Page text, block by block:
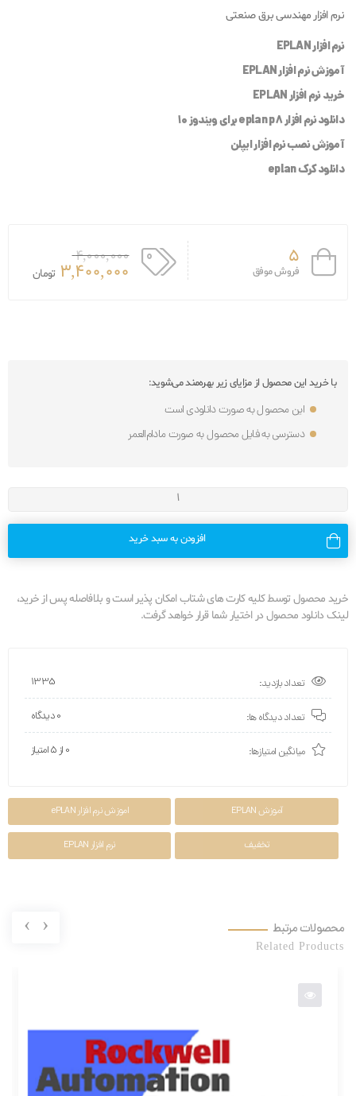
نرم افزار مهندسی برق صنعتی
نرم افزار EPLAN
آموزش نرم افزار EPLAN
خرید نرم افزار EPLAN
دانلود نرم افزار eplan p8 برای ویندوز 10
آموزش نصب نرم افزار ایپلن
دانلود کرک eplan
5
فروش موفق
4,000,000
3,400,000 تومان
با خرید این محصول از مزایای زیر بهره‌مند می‌شوید:
این محصول به صورت دانلودی است
دسترسی به فایل محصول به صورت مادام‌العمر
افزودن به سبد خرید
خرید محصول توسط کلیه کارت های شتاب امکان پذیر است و بلافاصله پس از خرید،
لینک دانلود محصول در اختیار شما قرار خواهد گرفت.
تعداد بازدید: 1335
تعداد دیدگاه ها: 0 دیدگاه
میانگین امتیازها: 0 از ۵ امتیاز
آموزش EPLAN اموزش نرم افزار ePLAN
تخفیف نرم افزار EPLAN
محصولات مرتبط
Related Products
‹
›